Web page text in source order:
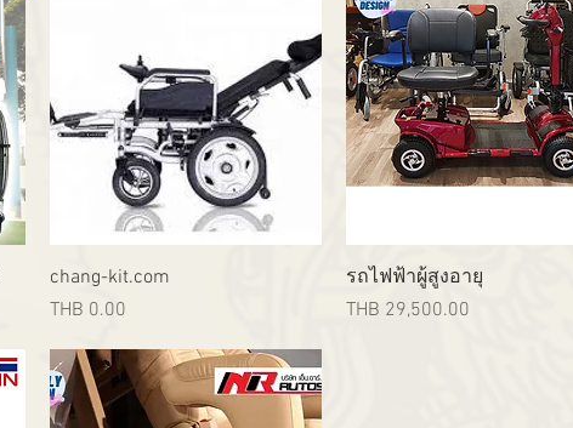
Quick View
chang-kit.com
Price
THB 0.00
Quick View
รถไฟฟ้าผู้สูงอายุ
Price
THB 29,500.00